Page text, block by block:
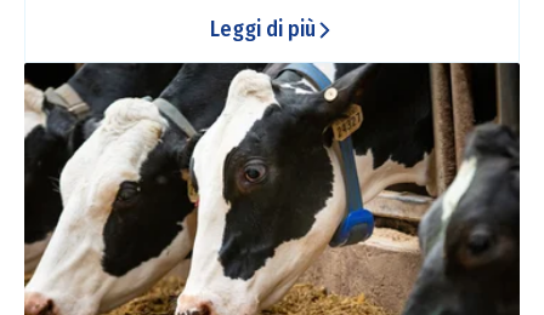
Leggi di più